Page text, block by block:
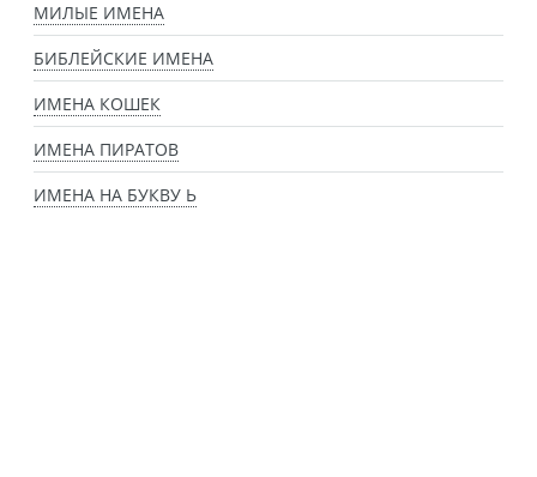
МИЛЫЕ ИМЕНА
БИБЛЕЙСКИЕ ИМЕНА
ИМЕНА КОШЕК
ИМЕНА ПИРАТОВ
ИМЕНА НА БУКВУ Ь